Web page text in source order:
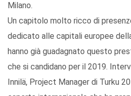
Milano.
Un capitolo molto ricco di
dedicato alle capitali europee
hanno già guadagnato questo
che si candidano per il 2019.
Innilä, Project Manager di Turku